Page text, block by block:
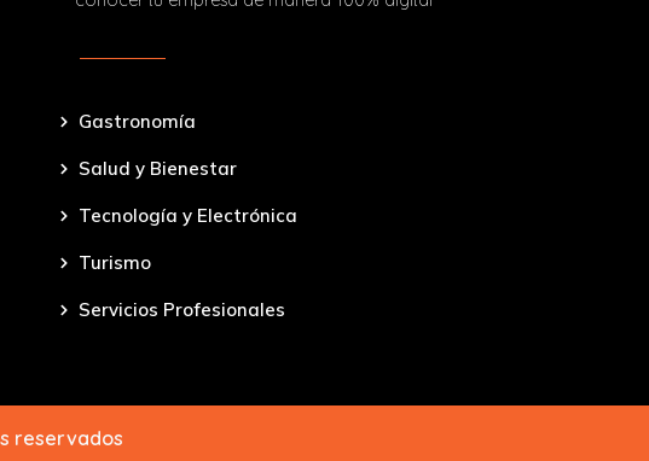
Gastronomía
Salud y Bienestar
Tecnología y Electrónica
Turismo
Servicios Profesionales
reservados